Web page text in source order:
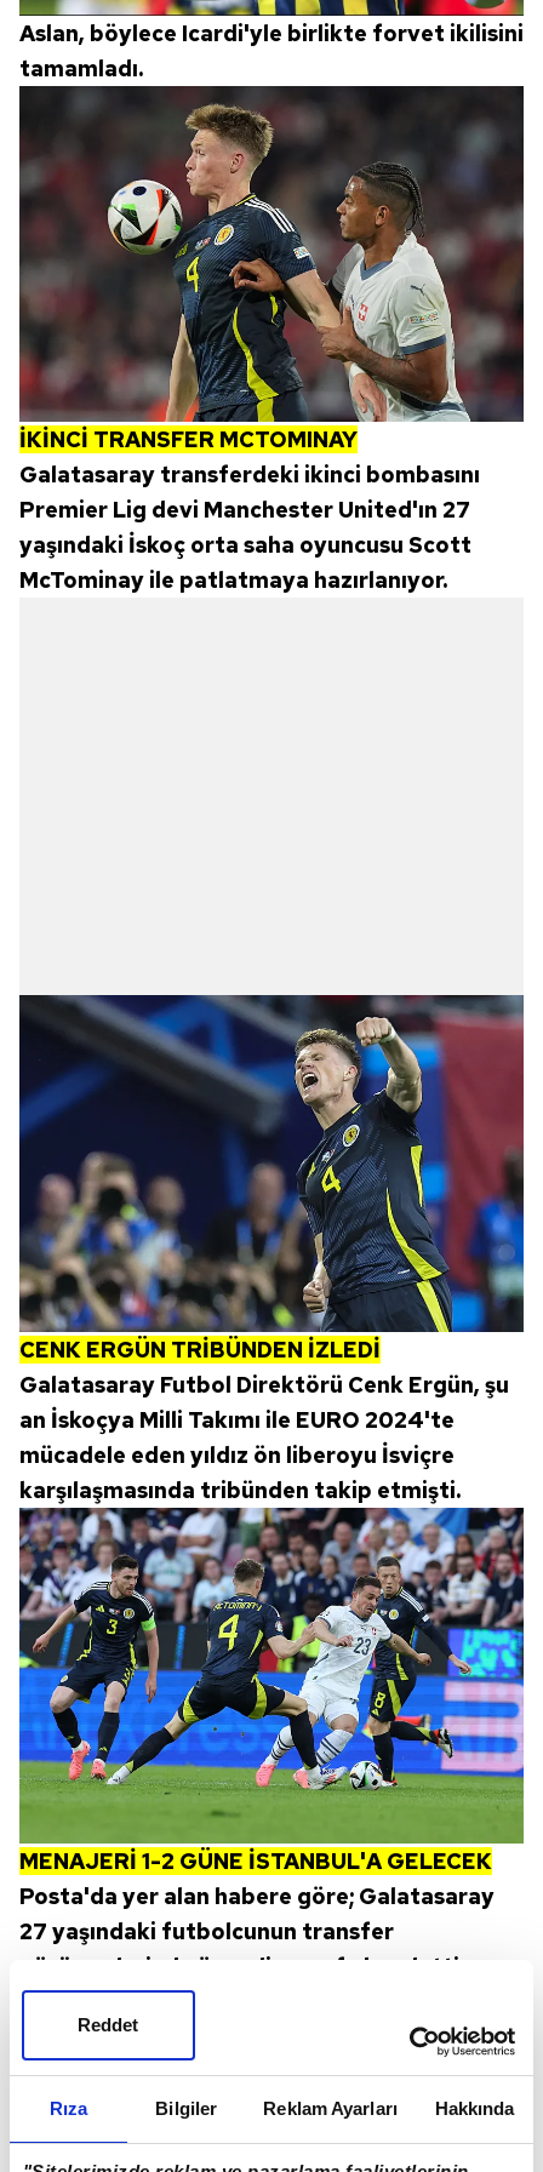
Rıza Bilgiler Reklam Ayarları Hakkında
Reddet
Aslan, böylece Icardi'yle birlikte forvet ikilisini
tamamladı.
İKİNCİ TRANSFER MCTOMINAY
Galatasaray transferdeki ikinci bombasını
Premier Lig devi Manchester United'ın 27
yaşındaki İskoç orta saha oyuncusu Scott
McTominay ile patlatmaya hazırlanıyor.
CENK ERGÜN TRİBÜNDEN İZLEDİ
Galatasaray Futbol Direktörü Cenk Ergün, şu
an İskoçya Milli Takımı ile EURO 2024'te
mücadele eden yıldız ön liberoyu İsviçre
karşılaşmasında tribünden takip etmişti.
MENAJERİ 1-2 GÜNE İSTANBUL'A GELECEK
Posta'da yer alan habere göre; Galatasaray
27 yaşındaki futbolcunun transfer
görüşmelerinde önemli mesafe kaydetti.